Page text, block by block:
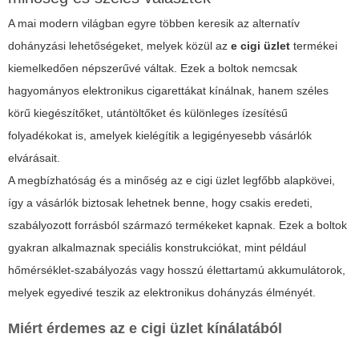
A mai modern világban egyre többen keresik az alternatív
dohányzási lehetőségeket, melyek közül az e cigi üzlet termékei
kiemelkedően népszerűvé váltak. Ezek a boltok nemcsak
hagyományos elektronikus cigarettákat kínálnak, hanem széles
körű kiegészítőket, utántöltőket és különleges ízesítésű
folyadékokat is, amelyek kielégítik a legigényesebb vásárlók
elvárásait.
A megbízhatóság és a minőség az e cigi üzlet legfőbb alapkövei,
így a vásárlók biztosak lehetnek benne, hogy csakis eredeti,
szabályozott forrásból származó termékeket kapnak. Ezek a boltok
gyakran alkalmaznak speciális konstrukciókat, mint például
hőmérséklet-szabályozás vagy hosszú élettartamú akkumulátorok,
melyek egyedivé teszik az elektronikus dohányzás élményét.
Miért érdemes az e cigi üzlet kínálatából